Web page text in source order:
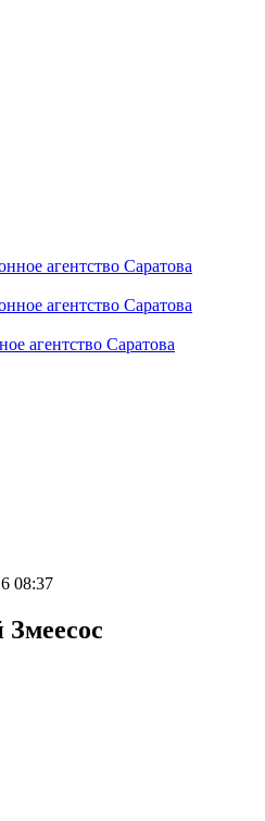
агентство Саратова
08:37